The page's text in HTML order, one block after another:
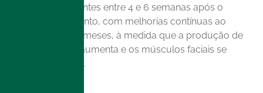
mais evidentes entre 4 e 6 semanas após o
procedimento, com melhorias contínuas ao
longo dos meses, à medida que a produção de
colágeno aumenta e os músculos faciais se
fortalecem.